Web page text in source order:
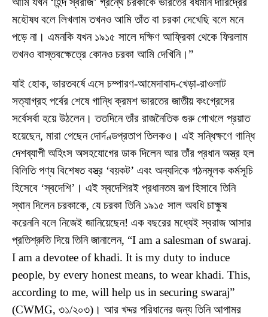
মহৌষধ বলে লিখলাম তখনও আমি তাঁত বা চরকা দেখেছি বলে মনে
পড়ে না। এমনকি যখন ১৯১৫ সালে দক্ষিণ আফ্রিকা থেকে ফিরলাম
তখনও বাস্তবক্ষেত্রে কোনও চরকা আমি দেখিনি।”
যাই হোক, ভারতবর্ষে এসে চম্পারণ-আমেদাবাদ-খেড়া-রাওলাট
সত্যাগ্রহ পর্বের শেষে গান্ধি ক্রমশ ভারতের জাতীয় কংগ্রেসের
সর্বেসর্বা হয়ে উঠলেন। ততদিনে তাঁর রাজনৈতিক গুরু গোখলে প্রয়াত
হয়েছেন, মারা গেছেন দোর্দণ্ডপ্রতাপ তিলকও। এই সন্ধিক্ষণে গান্ধি
দেশব্যাপী অহিংস অসহযোগের ডাক দিলেন আর তাঁর প্রধান অস্ত্র হল
বিলিতি পণ্য বিশেষত বস্ত্র ‘বয়কট’ এবং অন্যদিকে গঠনমূলক কর্মসূচি
হিসেবে ‘স্বদেশি’। এই স্বদেশিরই প্রধানতম রূপ হিসাবে তিনি
স্থান দিলেন চরকাকে, যে চরকা তিনি ১৯১৫ সাল অবধি চাক্ষুষ
করেননি বলে নিজেই জানিয়েছেন! এক বছরের মধ্যেই স্বরাজ আসার
প্রতিশ্রুতি দিয়ে তিনি জানালেন, “I am a salesman of swaraj.
I am a devotee of khadi. It is my duty to induce
people, by every honest means, to wear khadi. This,
according to me, will help us in securing swaraj”
(CWMG, ৩১/২০৩)। আর খদ্দর পরিধানের জন্য তিনি আপামর